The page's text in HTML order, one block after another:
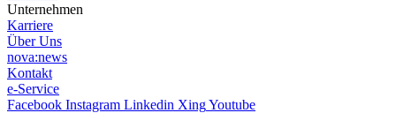
Unternehmen
Karriere
Über Uns
nova:news
Kontakt
e-Service
Facebook Instagram Linkedin XingYoutube